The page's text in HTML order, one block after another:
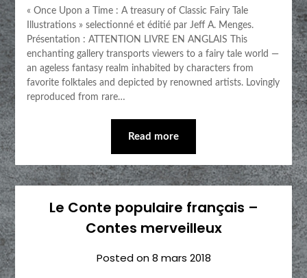
« Once Upon a Time : A treasury of Classic Fairy Tale
Illustrations » selectionné et éditié par Jeff A. Menges.
Présentation : ATTENTION LIVRE EN ANGLAIS This
enchanting gallery transports viewers to a fairy tale world —
an ageless fantasy realm inhabited by characters from
favorite folktales and depicted by renowned artists. Lovingly
reproduced from rare…
Read more
Le Conte populaire français –
Contes merveilleux
Posted on8 mars 2018